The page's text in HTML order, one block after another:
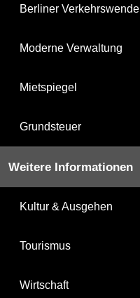
Berliner Verkehrswende
Moderne Verwaltung
Mietspiegel
Grundsteuer
Weitere Informationen
Kultur & Ausgehen
Tourismus
Wirtschaft